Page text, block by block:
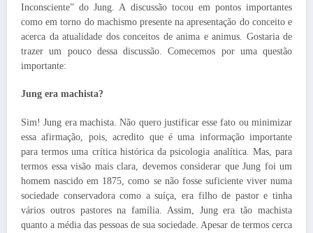
Inconsciente” do Jung. A discussão tocou em pontos importantes
como em torno do machismo presente na apresentação do conceito e
acerca da atualidade dos conceitos de anima e animus. Gostaria de
trazer um pouco dessa discussão. Comecemos por uma questão
importante:
Jung era machista?
Sim! Jung era machista. Não quero justificar esse fato ou minimizar
essa afirmação, pois, acredito que é uma informação importante
para termos uma crítica histórica da psicologia analítica. Mas, para
termos essa visão mais clara, devemos considerar que Jung foi um
homem nascido em 1875, como se não fosse suficiente viver numa
sociedade conservadora como a suíça, era filho de pastor e tinha
vários outros pastores na família. Assim, Jung era tão machista
quanto a média das pessoas de sua sociedade. Apesar de termos cerca